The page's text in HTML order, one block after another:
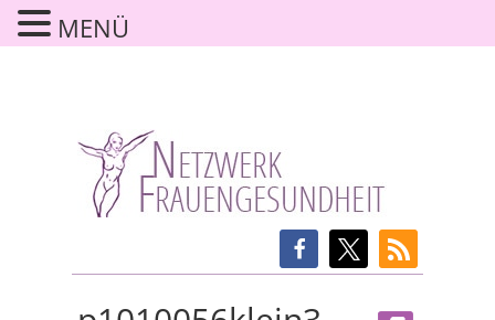
MENÜ